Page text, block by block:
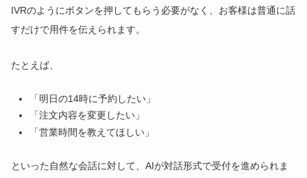
IVRのようにボタンを押してもらう必要がなく、お客様は普通に話
すだけで用件を伝えられます。
たとえば、
「明日の14時に予約したい」
「注文内容を変更したい」
「営業時間を教えてほしい」
といった自然な会話に対して、AIが対話形式で受付を進められま